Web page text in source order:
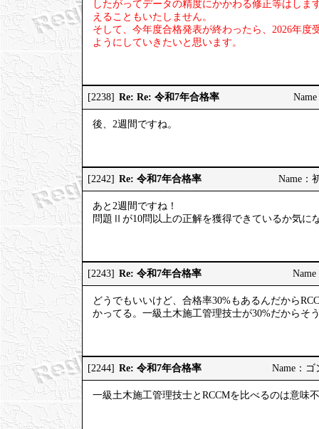
したがってデータの精度にかかわる修正等はし
えることもいたしません。
そして、今年度合格発表が終わったら、2026年
ようにしていきたいと思います。
[2238] Re: Re: 令和7年合格率
後、2週間ですね。
[2242] Re: 令和7年合格率 Name：
あと2週間ですね！
問題Ⅱが10問以上の正解を獲得できているか気に
[2243] Re: 令和7年合格率
どうでもいいけど、合格率30%もあるんだから
かってる。一級土木施工管理技士が30%だからそ
[2244] Re: 令和7年合格率 Name：
一級土木施工管理技士とRCCMを比べるのは意味